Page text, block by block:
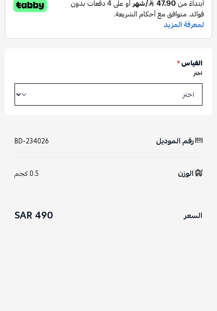
القياس*
اختر
رقم الموديل BD-234026
الوزن 0.5 كجم
السعر 490 SAR